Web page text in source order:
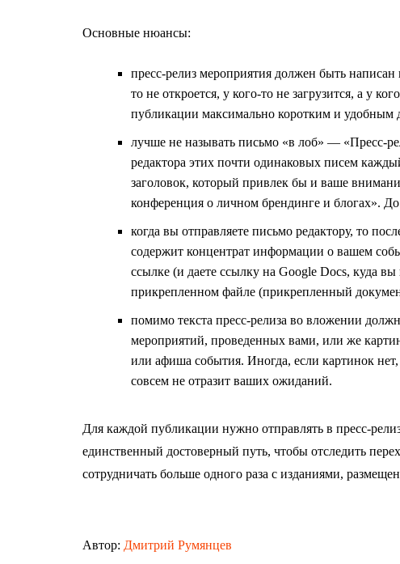
Основные нюансы:
пресс-релиз мероприятия должен быть
то не откроется, у кого-то не загрузится, а у
публикации максимально коротким и удобным
лучше не называть письмо «в лоб» — «Пресс-
редактора этих почти одинаковых писем
заголовок, который привлек бы и ваше
конференция о личном брендинге и блогах».
когда вы отправляете письмо редактору, то
содержит концентрат информации о вашем
ссылке (и даете ссылку на Google Docs, куда
прикрепленном файле (прикрепленный
помимо текста пресс-релиза во вложении
мероприятий, проведенных вами, или же
или афиша события. Иногда, если картинок
совсем не отразит ваших ожиданий.
Для каждой публикации нужно отправлять в пресс-
единственный достоверный путь, чтобы отследить
сотрудничать больше одного раза с изданиями,
Автор: Дмитрий Румянцев